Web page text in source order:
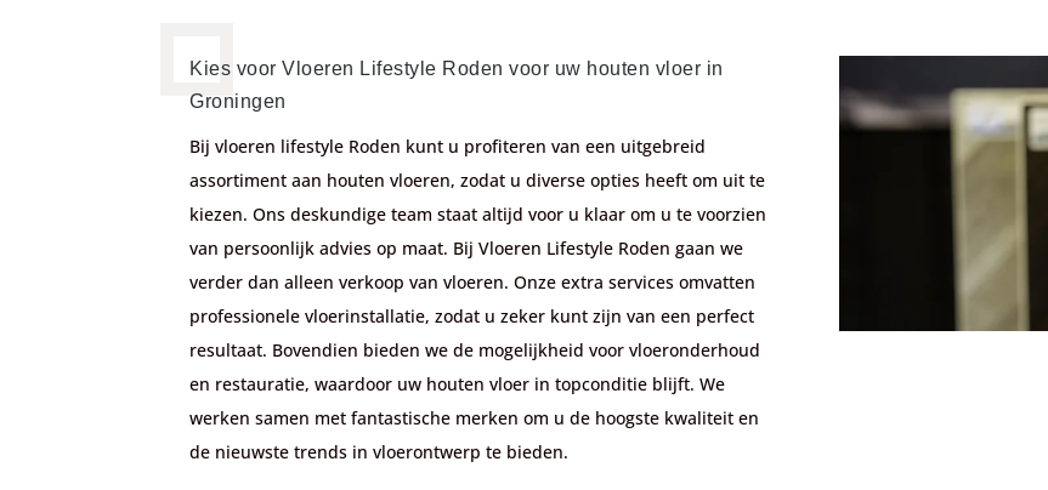
Kies voor Vloeren Lifestyle Roden voor uw houten vloer in
Groningen
Bij vloeren lifestyle Roden kunt u profiteren van een uitgebreid
assortiment aan houten vloeren,zodat u diverse opties heeft om uit te
kiezen. Ons deskundige team staat altijd voor u klaar om u te voorzien
van persoonlijk advies op maat. Bij Vloeren Lifestyle Roden gaan we
verder dan alleen verkoop van vloeren. Onze extra services omvatten
professionele vloerinstallatie, zodat u zeker kunt zijn van een perfect
resultaat. Bovendien bieden we de mogelijkheid voor vloeronderhoud
en restauratie, waardoor uw houten vloer in topconditie blijft. We
werken samen met fantastische merken om u de hoogste kwaliteit en
de nieuwste trends in vloerontwerp te bieden.